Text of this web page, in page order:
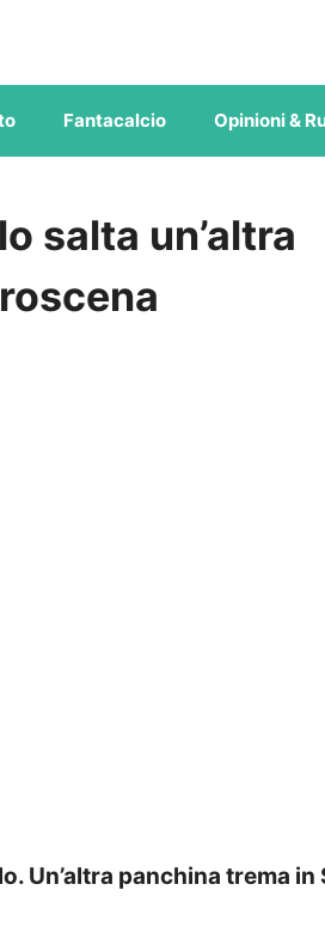
Fantacalcio Opinioni &
salta un’altra
Un’altra panchina trema in